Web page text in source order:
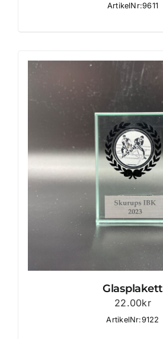
ArtikelNr:9611
Glasplakett
22.00kr
ArtikelNr:9122